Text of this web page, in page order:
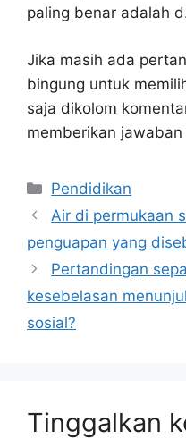
paling benar adalah
Jika masih ada
bingung untuk
saja dikolom
memberikan
Kategori
Pendidikan
Air di permukaan
penguapan yang
Pertandingan
kesebelasan
sosial?
Tinggalkan